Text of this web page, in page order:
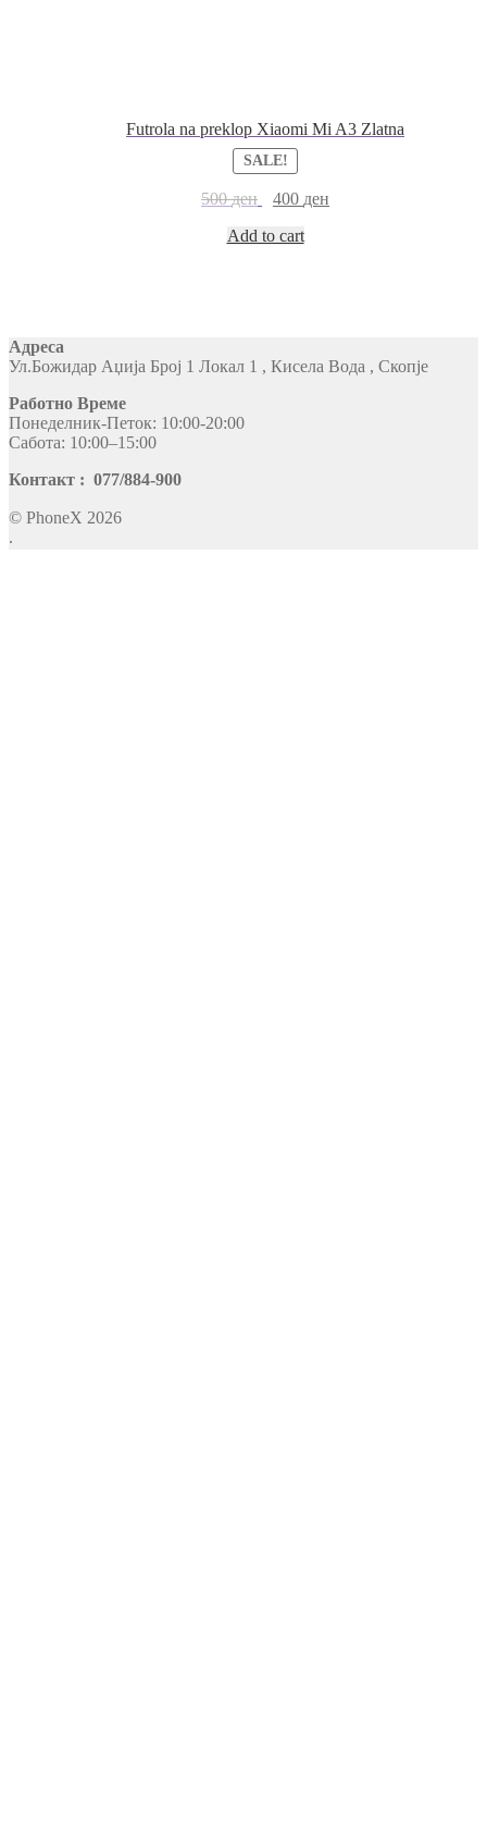
Futrola na preklop Xiaomi Mi A3 Zlatna
SALE!
500ден 400 ден
Add to cart
Адреса
Ул.Божидар Аџија Број 1 Локал 1 , Кисела Вода , Скопје
Работно Време
Понеделник-Петок: 10:00-20:00
Сабота: 10:00–15:00
Контакт : 077/884-900
© PhoneX 2026
.